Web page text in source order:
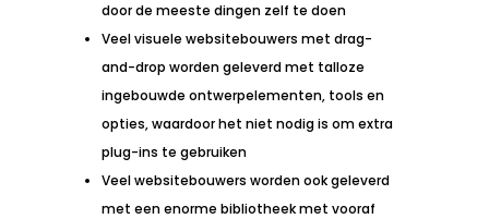
door de meeste dingen zelf te doen
Veel visuele websitebouwers met drag-
and-drop worden geleverd met talloze
ingebouwde ontwerpelementen, tools en
opties, waardoor het niet nodig is om extra
plug-ins te gebruiken
Veel websitebouwers worden ook geleverd
met een enorme bibliotheek met vooraf